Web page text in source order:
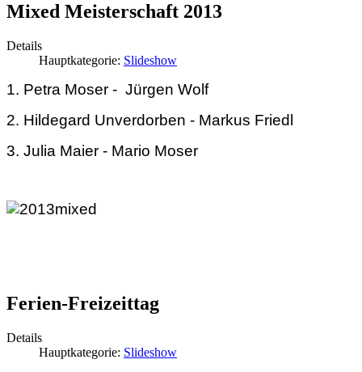
Mixed Meisterschaft 2013
Details
Hauptkategorie: Slideshow
1. Petra Moser - Jürgen Wolf
2. Hildegard Unverdorben - Markus Friedl
3. Julia Maier - Mario Moser
Ferien-Freizeittag
Details
Hauptkategorie: Slideshow